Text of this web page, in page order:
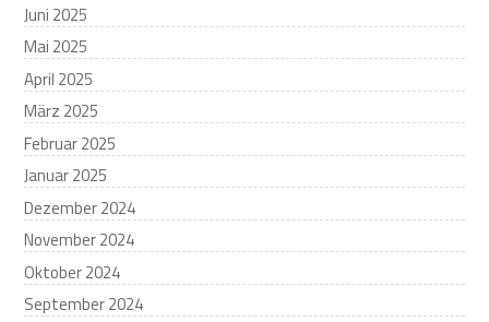
Juni 2025
Mai 2025
April 2025
März 2025
Februar 2025
Januar 2025
Dezember 2024
November 2024
Oktober 2024
September 2024